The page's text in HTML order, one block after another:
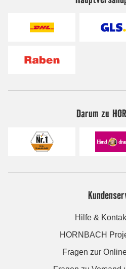
Darum zu
Hilfe &
HORNBACH
Fragen zur